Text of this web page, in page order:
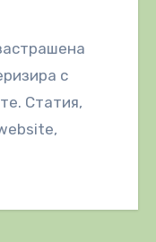
с
Статия,